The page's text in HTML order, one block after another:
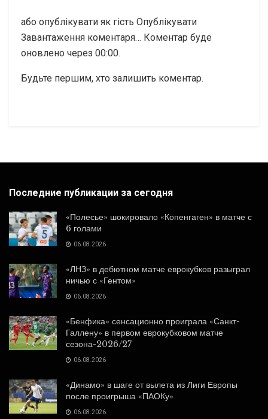
або опублікувати як гість Опублікувати
Завантаження коментаря… Коментар буде
оновлено через 00:00.
Будьте першим, хто залишить коментар.
Последние публикации за сегодня
«Полесье» шокировало «Копенгаген» в матче с
6 голами
06.08.2026
«ЛНЗ» в дебютном матче еврокубков разыграл
ничью с «Гентом»
06.08.2026
«Бенфика» сенсационно проиграла «Санкт-
Галлену» в первом еврокубковом матче
сезона-2026/27
06.08.2026
«Динамо» в шаге от вылета из Лиги Европы
после проигрыша «ПАОКу»
06.08.2026